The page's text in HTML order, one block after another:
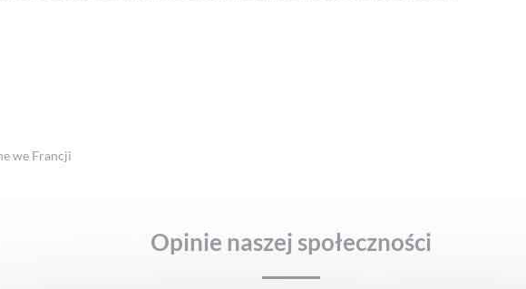
we Francji
Opinie naszej społeczności